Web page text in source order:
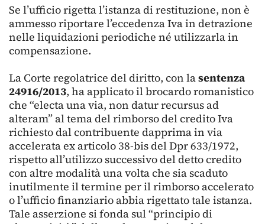
Se l’ufficio rigetta l’istanza di restituzione, non è
ammesso riportare l’eccedenza Iva in detrazione
nelle liquidazioni periodiche né utilizzarla in
compensazione.
La Corte regolatrice del diritto, con lasentenza
24916/2013, ha applicato il brocardo romanistico
che “electa una via, non datur recursus ad
alteram” al tema del rimborso del credito Iva
richiesto dal contribuente dapprima in via
accelerata ex articolo 38-bis del Dpr 633/1972,
rispetto all’utilizzo successivo del detto credito
con altre modalità una volta che sia scaduto
inutilmente il termine per il rimborso accelerato
o l’ufficio finanziario abbia rigettato tale istanza.
Tale asserzione si fonda sul “principio di